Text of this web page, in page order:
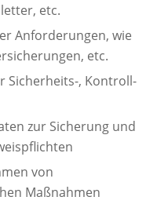
etc.
Anforderungen, wie
etc.
Sicherheits-, Kontroll-
zur Sicherung und
von
Maßnahmen